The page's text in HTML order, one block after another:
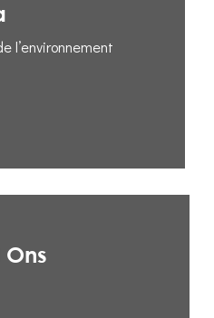
l’environnement
Ons